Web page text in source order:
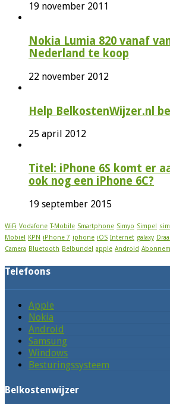
19 november 2011
Nokia Lumia 820 vanaf
Nederland te koop
22 november 2012
Help BelkostenWijzer.nl
25 april 2012
Titel: iPhone 6S komt er
ook nog een iPhone 6C?
19 september 2015
WiFi Vodafone T-Mobile Smartphone Simyo Simpel
Mobiel KPN iPhone 7 iphone iOS Internet galaxy
Camera Bluetooth Belbundel apple Android
Telefoons
Apple
Nokia
Android
Samsung
Windows
Besturingssysteem
Belkostenwijzer